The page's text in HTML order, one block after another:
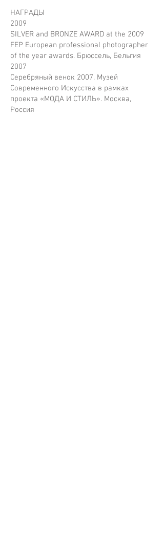
НАГРАДЫ
2009
SILVER and BRONZE AWARD at the 2009
FEP European professional photographer
of the year awards. Брюссель, Бельгия
2007
Серебряный венок 2007. Музей
Современного Искусства в рамках
проекта «МОДА И СТИЛЬ». Москва,
Россия